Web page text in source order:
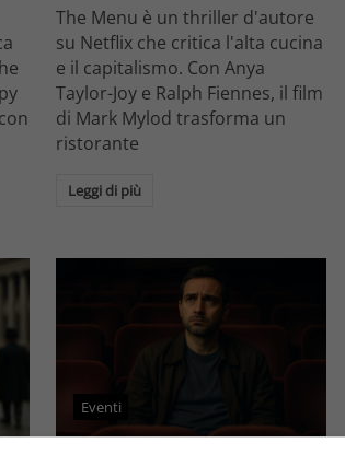
The Menu è un thriller d'autore
su Netflix che critica l'alta cucina
e il capitalismo. Con Anya
Taylor-Joy e Ralph Fiennes, il film
di Mark Mylod trasforma un
ristorante
Leggi di più
Eventi